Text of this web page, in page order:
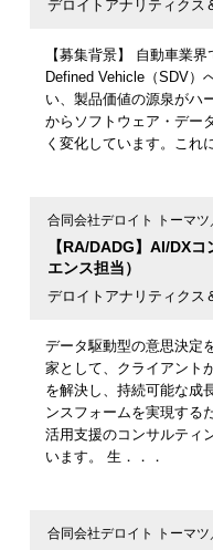
デロイトアナリティクス
【募集背景】 自動車業
Defined Vehicle（SDV）
い、製品価値の源泉がハ
からソフトウェア・デー
く変化しています。これ
【RA/DADG】AI/DX
エンス担当）
デロイトアナリティクス
合同会社デロイト トーマ
データ駆動型の意思決定
家として、クライアント
を解決し、持続可能な成
ンスフォームを実現する
活用支援のコンサルティ
います。 生．．．
合同会社デロイト トーマ